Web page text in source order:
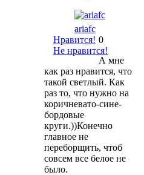
ariafc
Нравится!
Не нравится!
0
А мне
как раз нравится, что
такой светлый. Как
раз то, что нужно на
коричневато-сине-
бордовые
круги.))Конечно
главное не
переборщить, чтоб
совсем все белое не
было.